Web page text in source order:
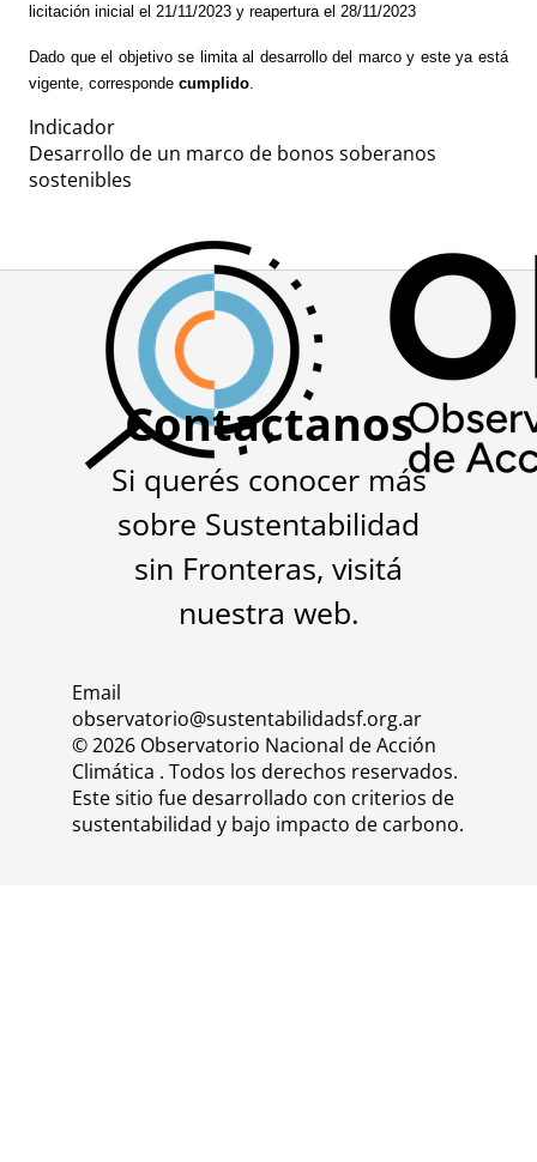
licitación inicial el 21/11/2023 y reapertura el 28/11/2023
Dado que el objetivo se limita al desarrollo del marco y este ya está
vigente, corresponde cumplido
Indicador
Desarrollo de un marco de bonos soberanos
sostenibles
Contactanos
Si querés conocer más
sobre Sustentabilidad
sin Fronteras, visitá
nuestra web.
Email
observatorio@sustentabilidadsf.org.ar
© 2026 Observatorio Nacional de Acción
Climática . Todos los derechos reservados.
Este sitio fue desarrollado con criterios de
sustentabilidad y bajo impacto de carbono.